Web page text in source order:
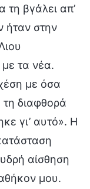
τη βγάλει απ’
ήταν στην
τα νέα.
με όσα
διαφθορά
γι’ αυτό». Η
αίσθηση
μου.